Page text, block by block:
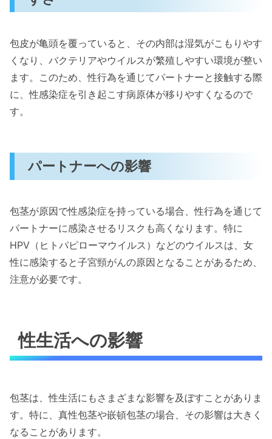
包皮が亀頭を覆っていると、その内部は湿気がこもりやす
くなり、バクテリアやウイルスが繁殖しやすい環境が整い
ます。このため、性行為を通じてパートナーと接触する際
に、性感染症を引き起こす病原体が移りやすくなるので
す。
パートナーへの影響
包茎が原因で性感染症を持っている場合、性行為を通じて
パートナーに感染させるリスクも高くなります。特に
HPV（ヒトパピローマウイルス）などのウイルスは、女
性に感染すると子宮頸がんの原因となることがあるため、
注意が必要です。
性生活への影響
包茎は、性生活にもさまざまな影響を及ぼすことがありま
す。特に、真性包茎や嵌頓包茎の場合、その影響は大きく
なることがあります。